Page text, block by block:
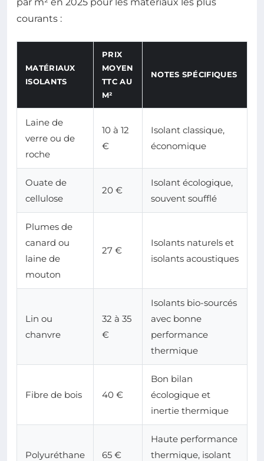
courants :
MATÉRIAUX
ISOLANTS
PRIX
MOYEN
TTC AU
M²
NOTES SPÉCIFIQUES
Laine de
verre ou de
roche
10 à 12
€
Isolant classique,
économique
Ouate de
cellulose
20 €
Isolant écologique,
souvent soufflé
Plumes de
canard ou
laine de
mouton
27 €
Isolants naturels et
isolants acoustiques
Lin ou
chanvre
32 à 35
€
Isolants bio-sourcés
avec bonne
performance
thermique
Fibre de bois 40 €
Bon bilan
écologique et
inertie thermique
Polyuréthane 65 €
Haute performance
thermique, isolant